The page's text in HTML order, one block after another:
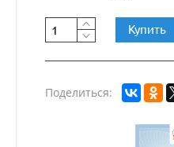
Купить
Поделиться: